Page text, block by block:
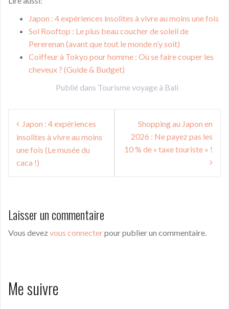
Japon : 4 expériences insolites à vivre au moins une fois
Sol Rooftop : Le plus beau coucher de soleil de
Pererenan (avant que tout le monde n’y soit)
Coiffeur à Tokyo pour homme : Où se faire couper les
cheveux ? (Guide & Budget)
Publié dans Tourisme voyage à Bali
Navigation
de
l’article
Japon : 4 expériences
insolites à vivre au moins
une fois (Le musée du
caca !)
Shopping au Japon en
2026 : Ne payez pas les
10 % de « taxe touriste » !
Laisser un commentaire
Vous devez vous connecterpour publier un commentaire.
Me suivre